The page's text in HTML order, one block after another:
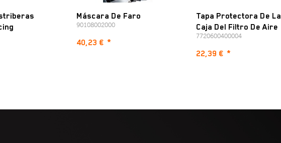
Máscara De Faro
90108002000
40,23 € *
Tapa Protectora De La
Caja Del Filtro De Aire
7720600400004
22,39 € *